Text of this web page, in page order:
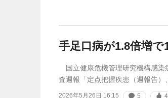
手足口病が1.8倍増で
国立健康危機管理研究機構感染
査週報「定点把握疾患（週報告
2026年5月26日 16:15 5